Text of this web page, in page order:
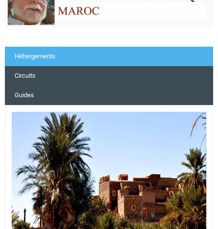
Hébergements
Circuits
Guides